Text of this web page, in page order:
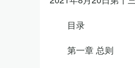
目录
第一章 总则